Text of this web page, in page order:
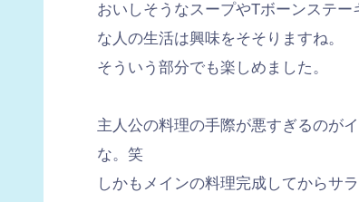
おいしそうなスープやTボーンステ
な人の生活は興味をそそりますね。
そういう部分でも楽しめました。
主人公の料理の手際が悪すぎるのが
な。笑
しかもメインの料理完成してからサ